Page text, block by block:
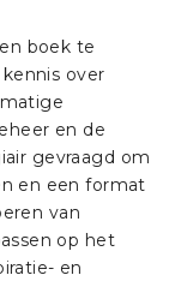
boek te
over
en de
gevraagd om
en een format
van
op het
en